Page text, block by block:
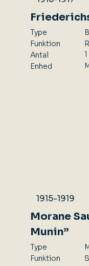
Type
Funktion
Antal
Enhed
1915-1919
Morane
Munin”
Type
Funktion